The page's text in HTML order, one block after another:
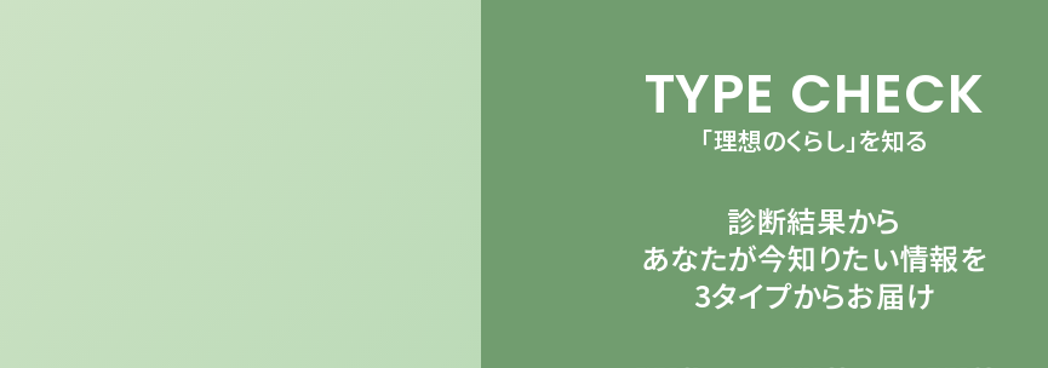
TYPE CHECK
「理想のくらし」を知る
診断結果から
あなたが今知りたい情報を
3タイプからお届け